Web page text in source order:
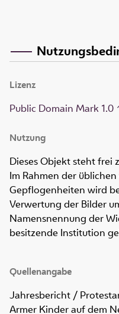
Lizenz
Public Domain Mark 1.0
Nutzung
Dieses Objekt steht frei
Im Rahmen der
Gepflogenheiten wird
Verwertung der Bilder
Namensnennung der
besitzende Institution
Quellenangabe
Jahresbericht /
Armer Kinder auf dem